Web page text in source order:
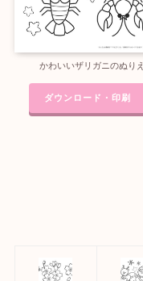
かわいいザリガニのぬりえ
ダウンロード・印刷